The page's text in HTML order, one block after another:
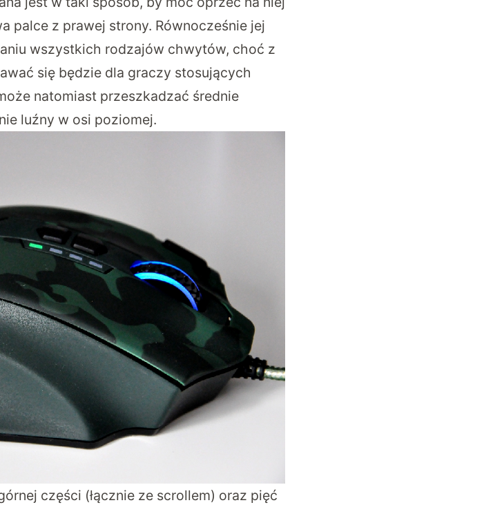
palce z prawej strony. Równocześnie jej
wszystkich rodzajów chwytów, choć z
się będzie dla graczy stosujących
natomiast przeszkadzać średnie
luźny w osi poziomej.
części (łącznie ze scrollem) oraz pięć